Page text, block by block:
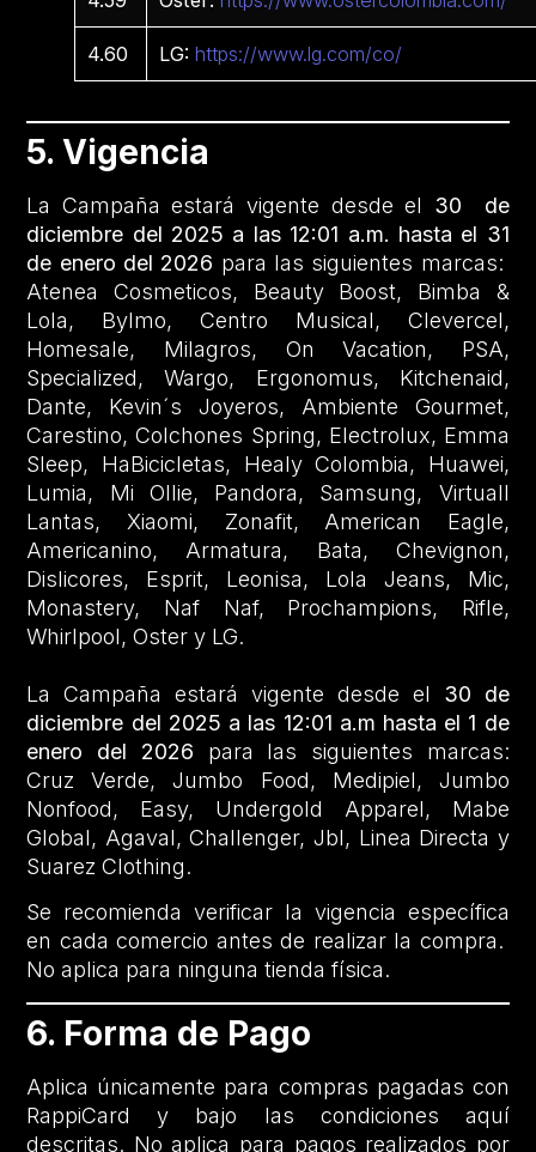
4.60 LG: https://www.lg.com/co/
5. Vigencia
La Campaña estará vigente desde el 30 de
diciembre del 2025 a las 12:01 a.m. hasta el 31
de enero del 2026 para las siguientes marcas:
Atenea Cosmeticos, Beauty Boost, Bimba &
Lola, Bylmo, Centro Musical, Clevercel,
Homesale, Milagros, On Vacation, PSA,
Specialized, Wargo, Ergonomus, Kitchenaid,
Dante, Kevin´s Joyeros, Ambiente Gourmet,
Carestino, Colchones Spring, Electrolux, Emma
Sleep, HaBicicletas, Healy Colombia, Huawei,
Lumia, Mi Ollie, Pandora, Samsung, Virtuall
Lantas, Xiaomi, Zonafit, American Eagle,
Americanino, Armatura, Bata, Chevignon,
Dislicores, Esprit, Leonisa, Lola Jeans, Mic,
Monastery, Naf Naf, Prochampions, Rifle,
Whirlpool, Oster y LG.
La Campaña estará vigente desde el 30 de
diciembre del 2025 a las 12:01 a.m hasta el 1 de
enero del 2026 para las siguientes marcas:
Cruz Verde, Jumbo Food, Medipiel, Jumbo
Nonfood, Easy, Undergold Apparel, Mabe
Global, Agaval, Challenger, Jbl, Linea Directa y
Suarez Clothing.
Se recomienda verificar la vigencia específica
en cada comercio antes de realizar la compra.
No aplica para ninguna tienda física.
6. Forma de Pago
Aplica únicamente para compras pagadas con
RappiCard y bajo las condiciones aquí
descritas. No aplica para pagos realizados por